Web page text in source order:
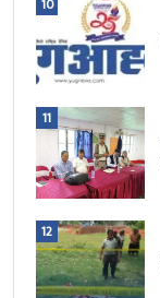
11
12